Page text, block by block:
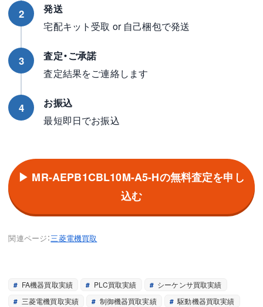
2
発送
宅配キット受取 or 自己梱包で発送
3
査定・ご承諾
査定結果をご連絡します
4
お振込
最短即日でお振込
▶ MR-AEPB1CBL10M-A5-Hの無料査定を申し
込む
関連ページ：三菱電機買取
FA機器買取実績 PLC買取実績
シーケンサ買取実績
三菱電機買取実績
制御機器買取実績 駆動機器買取実績